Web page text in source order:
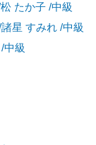
松 たか子 /中級
星 すみれ /中級
/中級